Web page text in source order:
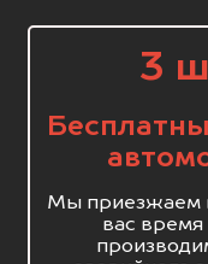
3
Мы приезжаем
вас время